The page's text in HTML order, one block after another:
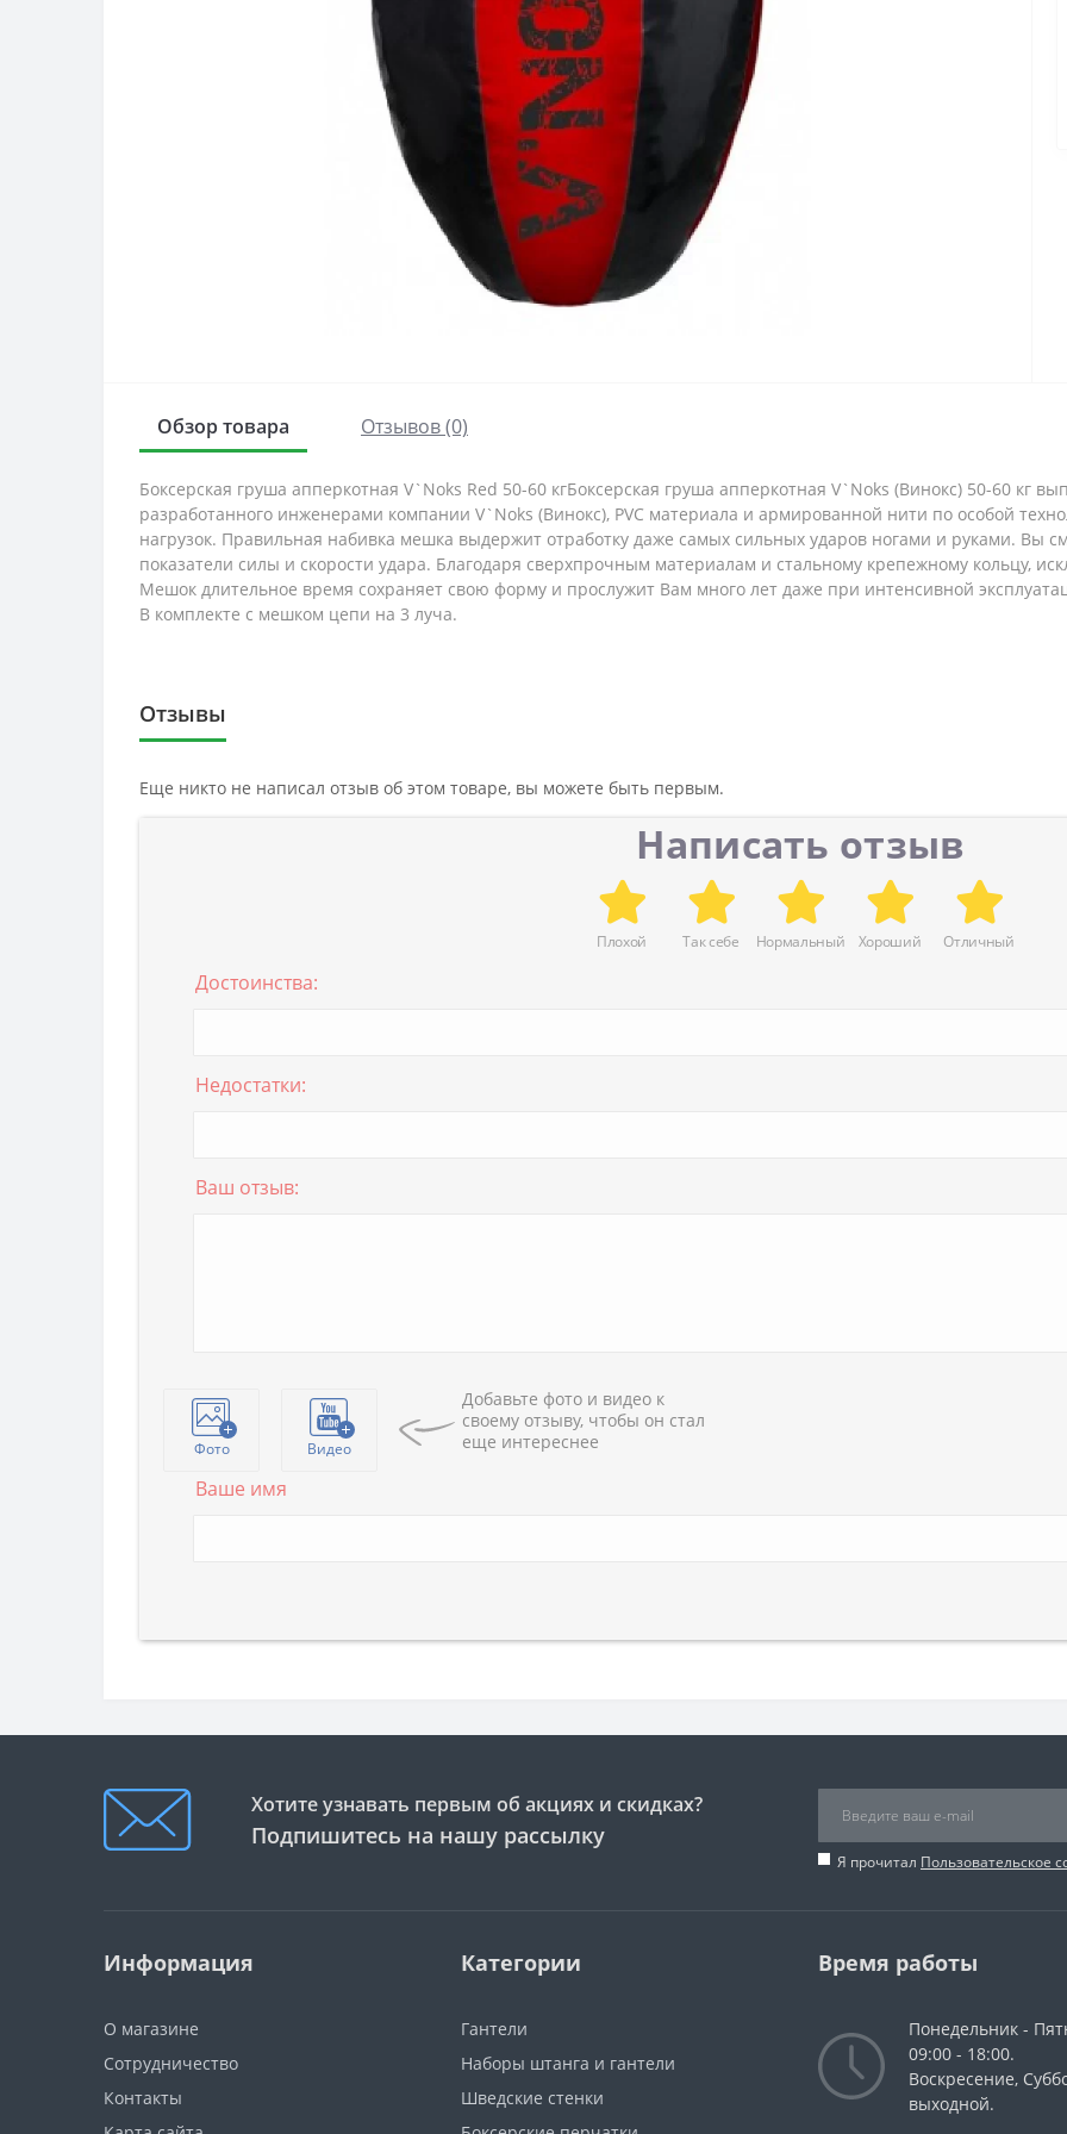
Обзор товара Отзывов (0)
Боксерская груша апперкотная V`Noks Red 50-60 кгБоксерская груша апперкотная V`Noks (Винокс) 50-60 кг
разработанного инженерами компании V`Noks (Винокс), PVC материала и армированной нити по особой
нагрузок. Правильная набивка мешка выдержит отработку даже самых сильных ударов ногами и руками. Вы
показатели силы и скорости удара. Благодаря сверхпрочным материалам и стальному крепежному кольцу,
Мешок длительное время сохраняет свою форму и прослужит Вам много лет даже при интенсивной
В комплекте с мешком цепи на 3 луча.
Отзывы
Еще никто не написал отзыв об этом товаре, вы можете быть первым.
Написать отзыв
Плохой Так себе Нормальный Хороший Отличный
Достоинства:
Недостатки:
Ваш отзыв:
Фото Видео
Добавьте фото и видео к
своему отзыву, чтобы он стал
еще интереснее
Ваше имя
Хотите узнавать первым об акциях и скидках?
Подпишитесь на нашу рассылку
Я прочитал Пользовательское
Информация
О магазине
Сотрудничество
Контакты
Категории
Гантели
Наборы штанга и гантели
Шведские стенки
Время работы
Понедельник -
09:00 - 18:00.
Воскресение,
выходной.